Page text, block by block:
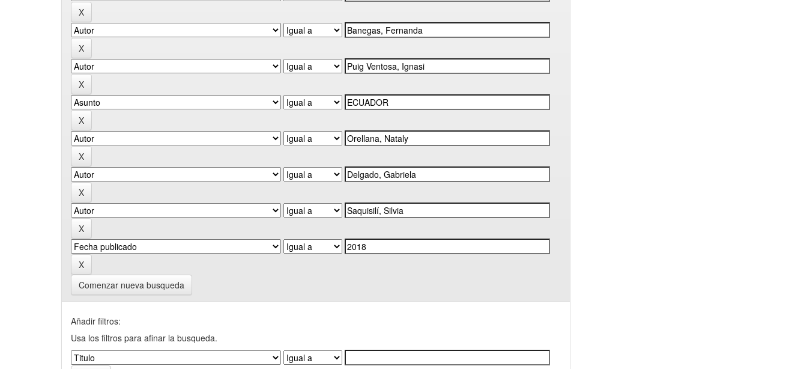
Comenzar nueva busqueda
Añadir filtros:
Usa los filtros para afinar la busqueda.